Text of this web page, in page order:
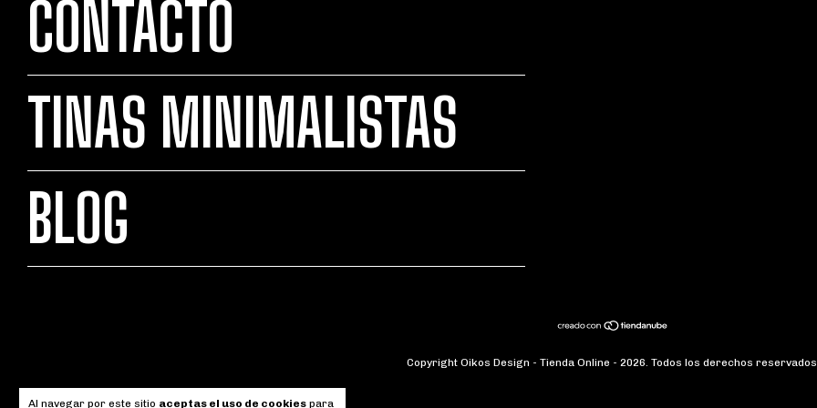
Al navegar por este sitio aceptas el uso de cookies para
CONTACTO
TINAS MINIMALISTAS
BLOG
Copyright Oikos Design - Tienda Online - 2026. Todos los derechos